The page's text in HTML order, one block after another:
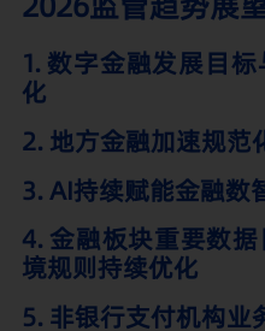
1. 数字金融发展目
化
2. 地方金融加速规范
3. AI持续赋能金融数
4. 金融板块重要数
境规则持续优化
5. 非银行支付机构业